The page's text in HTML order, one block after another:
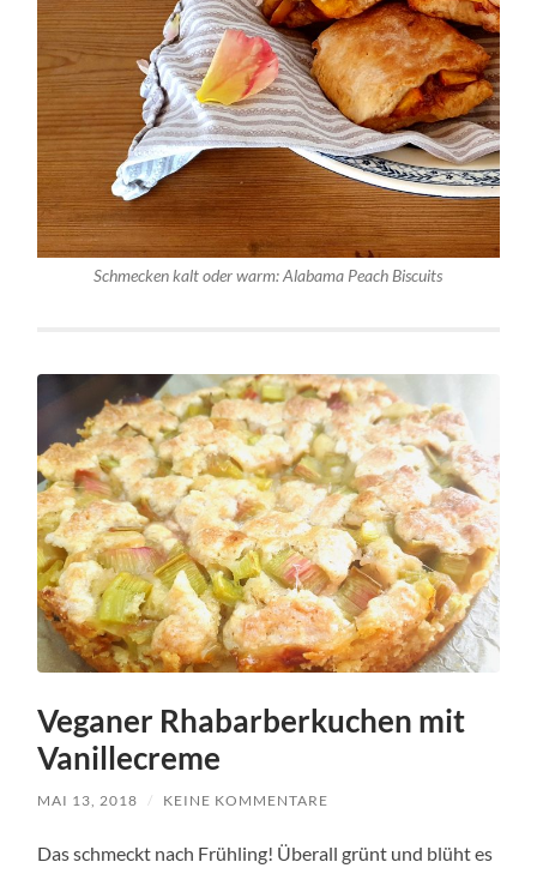
Schmecken kalt oder warm: Alabama Peach Biscuits
Veganer Rhabarberkuchen mit
Vanillecreme
MAI 13, 2018 / KEINE KOMMENTARE
Das schmeckt nach Frühling! Überall grünt und blüht es